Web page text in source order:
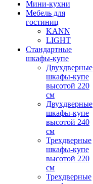
Мини-кухни
Мебель для
гостиниц
KANN
LIGHT
Стандартные
шкафы-купе
Двухдверные
шкафы-купе
высотой 220
см
Двухдверные
шкафы-купе
высотой 240
см
Трехдверные
шкафы-купе
высотой 220
см
Трехдверные